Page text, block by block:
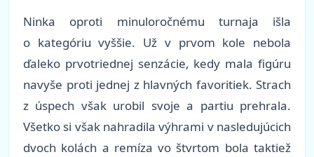
Ninka oproti minuloročnému turnaja išla
o kategóriu vyššie. Už v prvom kole nebola
ďaleko prvotriednej senzácie, kedy mala figúru
navyše proti jednej z hlavných favoritiek. Strach
z úspech však urobil svoje a partiu prehrala.
Všetko si však nahradila výhrami v nasledujúcich
dvoch kolách a remíza vo štvrtom bola taktiež